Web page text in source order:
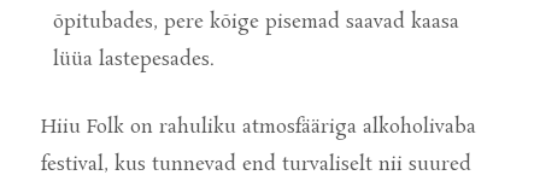
õpitubades, pere kõige pisemad saavad kaasa
lüüa lastepesades.
Hiiu Folk on rahuliku atmosfääriga alkoholivaba
festival, kus tunnevad end turvaliselt nii suured